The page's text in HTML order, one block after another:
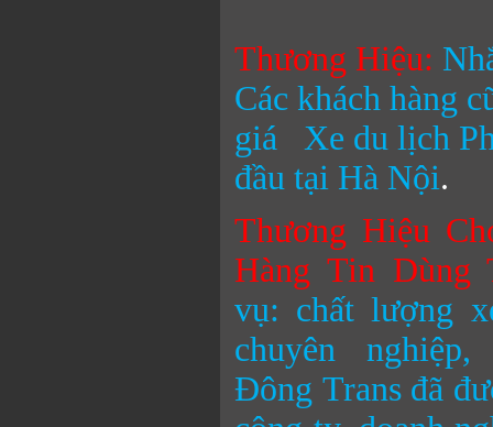
Thương Hiệu:
Các khách hàng
giá Xe du lịch
đầu tại Hà Nội.
Thương Hiệu
Hàng Tin Dùng
vụ: chất lượng
chuyên
Đông Trans đã